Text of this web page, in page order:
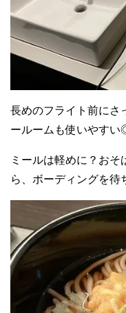
長めのフライト前にさ
ールームも使いやす
ミールは軽めに？お
ら、ボーディングを待